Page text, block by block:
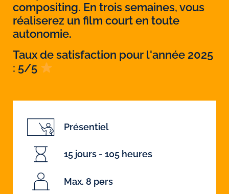
compositing. En trois semaines, vous
réaliserez un film court en toute
autonomie.
Taux de satisfaction pour l'année 2025
: 5/5
Présentiel
15 jours - 105 heures
Max. 8 pers